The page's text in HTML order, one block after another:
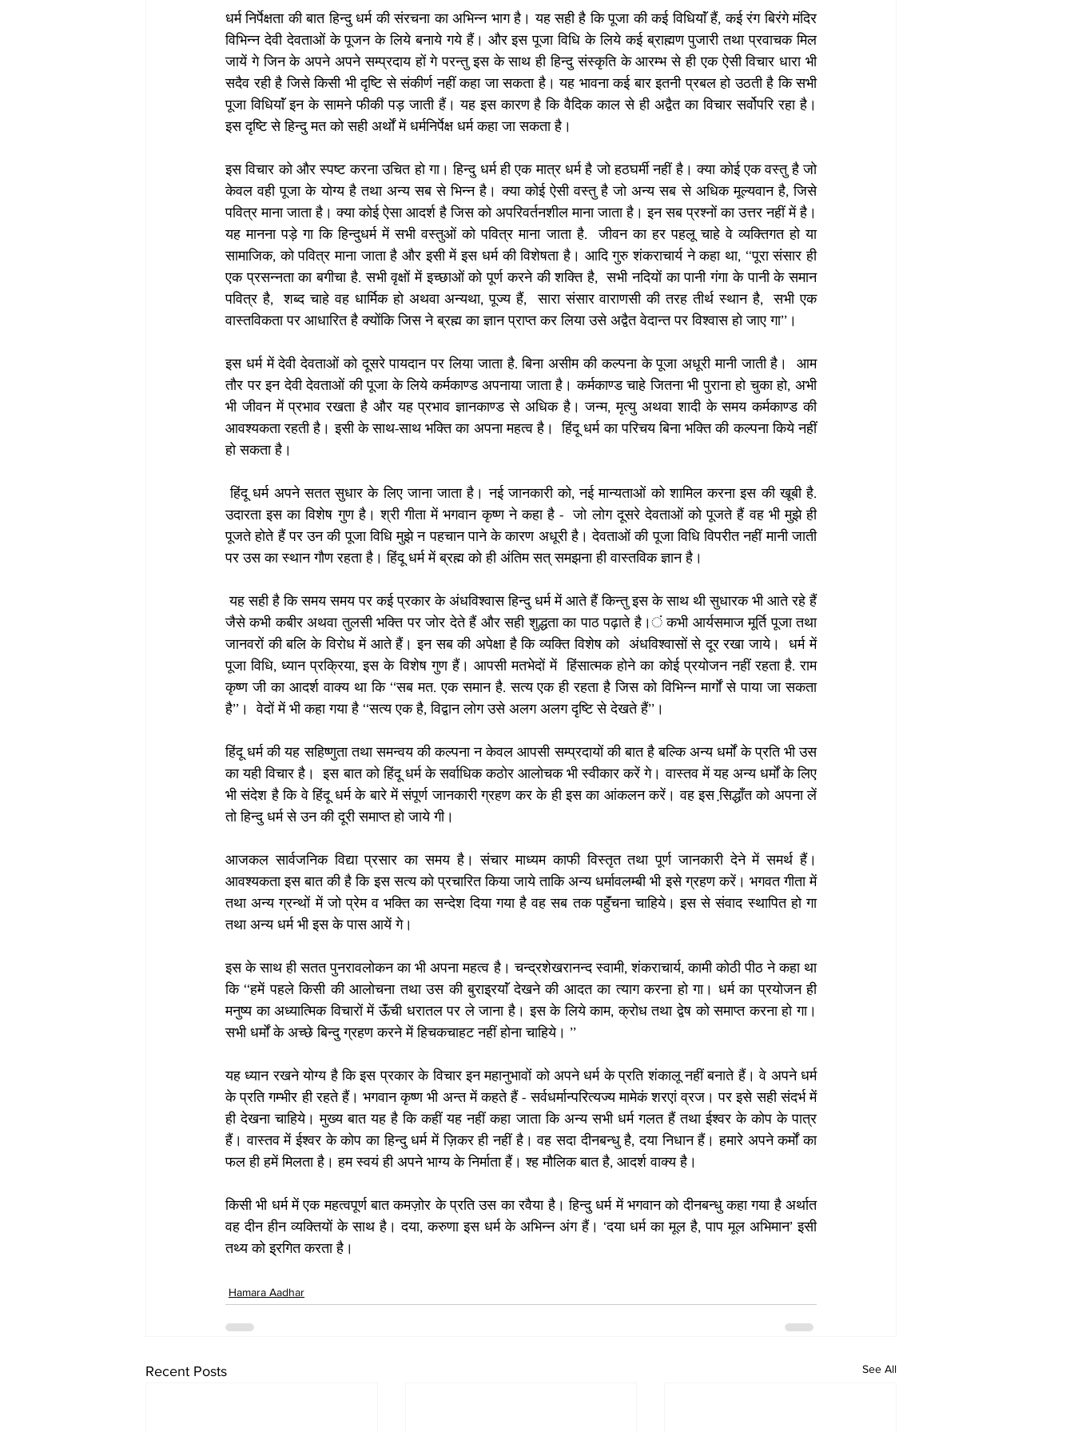
धर्म निर्पेक्षता की बात हिन्दु धर्म की संरचना का अभिन्न भाग है। यह सही है कि पूजा की कई विधियाॅं हैं, कई रंग बिरंगे मंदिर
विभिन्न देवी देवताओं के पूजन के लिये बनाये गये हैं। और इस पूजा विधि के लिये कई ब्राह्मण पुजारी तथा प्रवाचक मिल
जायें गे जिन के अपने अपने सम्प्रदाय हों गे परन्तु इस के साथ ही हिन्दु संस्कृति के आरम्भ से ही एक ऐसी विचार धारा भी
सदैव रही है जिसे किसी भी दृष्टि से संकीर्ण नहीं कहा जा सकता है। यह भावना कई बार इतनी प्रबल हो उठती है कि सभी
पूजा विधियाॅं इन के सामने फीकी पड़ जाती हैं। यह इस कारण है कि वैदिक काल से ही अद्वैत का विचार सर्वोपरि रहा है।
इस दृष्टि से हिन्दु मत को सही अर्थों में धर्मनिर्पेक्ष धर्म कहा जा सकता है।
इस विचार को और स्पष्ट करना उचित हो गा। हिन्दु धर्म ही एक मात्र धर्म है जो हठघर्मी नहीं है। क्या कोई एक वस्तु है जो
केवल वही पूजा के योग्य है तथा अन्य सब से भिन्न है। क्या कोई ऐसी वस्तु है जो अन्य सब से अधिक मूल्यवान है, जिसे
पवित्र माना जाता है। क्या कोई ऐसा आदर्श है जिस को अपरिवर्तनशील माना जाता है। इन सब प्रश्नों का उत्तर नहीं में है।
यह मानना पड़े गा कि हिन्दुधर्म में सभी वस्तुओं को पवित्र माना जाता है.  जीवन का हर पहलू चाहे वे व्यक्तिगत हो या
सामाजिक, को पवित्र माना जाता है और इसी में इस धर्म की विशेषता है। आदि गुरु शंकराचार्य ने कहा था, ‘‘पूरा संसार ही
एक प्रसन्नता का बगीचा है. सभी वृक्षों में इच्छाओं को पूर्ण करने की शक्ति है,  सभी नदियों का पानी गंगा के पानी के समान
पवित्र है,  शब्द चाहे वह धार्मिक हो अथवा अन्यथा, पूज्य हैं,  सारा संसार वाराणसी की तरह तीर्थ स्थान है,  सभी एक
वास्तविकता पर आधारित है क्योंकि जिस ने ब्रह्म का ज्ञान प्राप्त कर लिया उसे अद्वैत वेदान्त पर विश्वास हो जाए गा’’।
इस धर्म में देवी देवताओं को दूसरे पायदान पर लिया जाता है. बिना असीम की कल्पना के पूजा अधूरी मानी जाती है।  आम
तौर पर इन देवी देवताओं की पूजा के लिये कर्मकाण्ड अपनाया जाता है। कर्मकाण्ड चाहे जितना भी पुराना हो चुका हो, अभी
भी जीवन में प्रभाव रखता है और यह प्रभाव ज्ञानकाण्ड से अधिक है। जन्म, मृत्यु अथवा शादी के समय कर्मकाण्ड की
आवश्यकता रहती है। इसी के साथ-साथ भक्ति का अपना महत्व है।  हिंदू धर्म का परिचय बिना भक्ति की कल्पना किये नहीं
हो सकता है।
हिंदू धर्म अपने सतत सुधार के लिए जाना जाता है। नई जानकारी को, नई मान्यताओं को शामिल करना इस की खूबी है.
उदारता इस का विशेष गुण है। श्री गीता में भगवान कृष्ण ने कहा है -  जो लोग दूसरे देवताओं को पूजते हैं वह भी मुझे ही
पूजते होते हैं पर उन की पूजा विधि मुझे न पहचान पाने के कारण अधूरी है। देवताओं की पूजा विधि विपरीत नहीं मानी जाती
पर उस का स्थान गौण रहता है। हिंदू धर्म में ब्रह्म को ही अंतिम सत् समझना ही वास्तविक ज्ञान है।
यह सही है कि समय समय पर कई प्रकार के अंधविश्वास हिन्दु धर्म में आते हैं किन्तु इस के साथ थी सुधारक भी आते रहे हैं
जैसे कभी कबीर अथवा तुलसी भक्ति पर जोर देते हैं और सही शुद्धता का पाठ पढ़ाते है।ं कभी आर्यसमाज मूर्ति पूजा तथा
जानवरों की बलि के विरोध में आते हैं। इन सब की अपेक्षा है कि व्यक्ति विशेष को  अंधविश्वासों से दूर रखा जाये।  धर्म में
पूजा विधि, ध्यान प्रक्रिया, इस के विशेष गुण हैं। आपसी मतभेदों में  हिंसात्मक होने का कोई प्रयोजन नहीं रहता है. राम
कृष्ण जी का आदर्श वाक्य था कि ‘‘सब मत. एक समान है. सत्य एक ही रहता है जिस को विभिन्न मार्गों से पाया जा सकता
है’’।  वेदों में भी कहा गया है ‘‘सत्य एक है, विद्वान लोग उसे अलग अलग दृष्टि से देखते हैं’’।
हिंदू धर्म की यह सहिष्णुता तथा समन्वय की कल्पना न केवल आपसी सम्प्रदायों की बात है बल्कि अन्य धर्मों के प्रति भी उस
का यही विचार है।  इस बात को हिंदू धर्म के सर्वाधिक कठोर आलोचक भी स्वीकार करें गे। वास्तव में यह अन्य धर्मों के लिए
भी संदेश है कि वे हिंदू धर्म के बारे में संपूर्ण जानकारी ग्रहण कर के ही इस का आंकलन करें। वह इस सि़द्धॉंत को अपना लें
तो हिन्दु धर्म से उन की दूरी समाप्त हो जाये गी।
आजकल सार्वजनिक विद्या प्रसार का समय है। संचार माध्यम काफी विस्तृत तथा पूर्ण जानकारी देने में समर्थ हैं।
आवश्यकता इस बात की है कि इस सत्य को प्रचारित किया जाये ताकि अन्य धर्मावलम्बी भी इसे ग्रहण करें। भगवत गीता में
तथा अन्य ग्रन्थों में जो प्रेम व भक्ति का सन्देश दिया गया है वह सब तक पहुॅंचना चाहिये। इस से संवाद स्थापित हो गा
तथा अन्य धर्म भी इस के पास आयें गे।
इस के साथ ही सतत पुनरावलोकन का भी अपना महत्व है। चन्द्रशेखरानन्द स्वामी, शंकराचार्य, कामी कोठी पीठ ने कहा था
कि ‘‘हमें पहले किसी की आलोचना तथा उस की बुराइ्रयाॅं देखने की आदत का त्याग करना हो गा। धर्म का प्रयोजन ही
मनुष्य का अध्यात्मिक विचारों में ऊॅंची धरातल पर ले जाना है। इस के लिये काम, क्रोध तथा द्वेष को समाप्त करना हो गा।
सभी धर्मों के अच्छे बिन्दु ग्रहण करने में हिचकचाहट नहीं होना चाहिये। ’’
यह ध्यान रखने योग्य है कि इस प्रकार के विचार इन महानुभावों को अपने धर्म के प्रति शंकालू नहीं बनाते हैं। वे अपने धर्म
के प्रति गम्भीर ही रहते हैं। भगवान कृष्ण भी अन्त में कहते हैं - सर्वधर्मान्परित्यज्य मामेकं शरएां व्रज। पर इसे सही संदर्भ में
ही देखना चाहिये। मुख्य बात यह है कि कहीं यह नहीं कहा जाता कि अन्य सभी धर्म गलत हैं तथा ईश्वर के कोप के पात्र
हैं। वास्तव में ईश्वर के कोप का हिन्दु धर्म में ज़िकर ही नहीं है। वह सदा दीनबन्धु है, दया निधान हैं। हमारे अपने कर्मों का
फल ही हमें मिलता है। हम स्वयं ही अपने भाग्य के निर्माता हैं। श्ह मौलिक बात है, आदर्श वाक्य है।
किसी भी धर्म में एक महत्वपूर्ण बात कमज़ोर के प्रति उस का रवैया है। हिन्दु धर्म में भगवान को दीनबन्धु कहा गया है अर्थात
वह दीन हीन व्यक्तियों के साथ है। दया, करुणा इस धर्म के अभिन्न अंग हैं। ‘दया धर्म का मूल है, पाप मूल अभिमान’ इसी
तथ्य को इ्रगित करता है।
Hamara Aadhar
Recent Posts See All